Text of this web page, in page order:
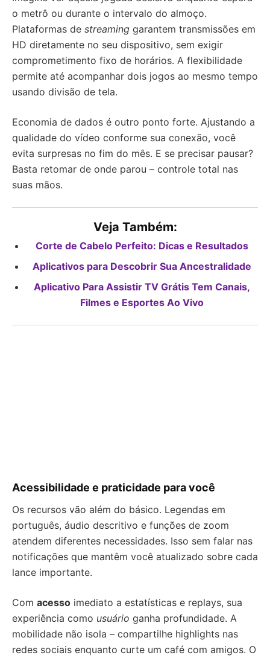
o metrô ou durante o intervalo do almoço.
Plataformas de streaming garantem transmissões em
HD diretamente no seu dispositivo, sem exigir
comprometimento fixo de horários. A flexibilidade
permite até acompanhar dois jogos ao mesmo tempo
usando divisão de tela.
Economia de dados é outro ponto forte. Ajustando a
qualidade do vídeo conforme sua conexão, você
evita surpresas no fim do mês. E se precisar pausar?
Basta retomar de onde parou – controle total nas
suas mãos.
Veja Também:
Corte de Cabelo Perfeito: Dicas e Resultados
Aplicativos para Descobrir Sua Ancestralidade
Aplicativo Para Assistir TV Grátis Tem Canais,
Filmes e Esportes Ao Vivo
Acessibilidade e praticidade para você
Os recursos vão além do básico. Legendas em
português, áudio descritivo e funções de zoom
atendem diferentes necessidades. Isso sem falar nas
notificações que mantêm você atualizado sobre cada
lance importante.
Com acesso imediato a estatísticas e replays, sua
experiência como usuário ganha profundidade. A
mobilidade não isola – compartilhe highlights nas
redes sociais enquanto curte um café com amigos. O